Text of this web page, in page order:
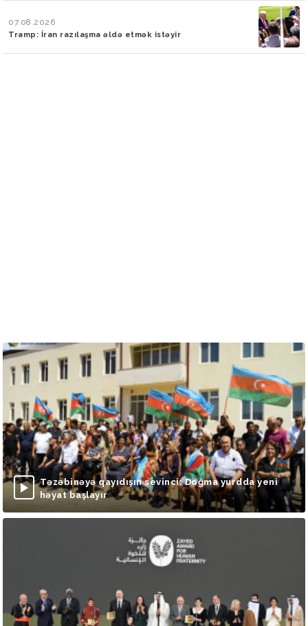
07.08.2026
Tramp: İran razılaşma əldə etmək istəyir
Təzəbinəyə qayıdışın sevinci: Doğma yurdda yeni
həyat başlayır